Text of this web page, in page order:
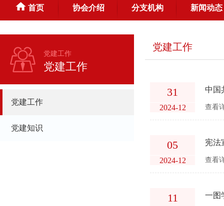
首页 协会介绍 分支机构 新闻动态
党建工作
党建工作
党建工作
党建知识
党建工作
31
2024-12
中国
查看
05
2024-12
宪法
查看
11 一图